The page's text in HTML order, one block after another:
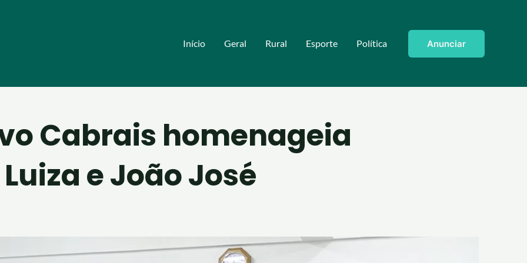
Início Geral Rural Esporte Política Anunciar
Cabrais homenageia
e João José